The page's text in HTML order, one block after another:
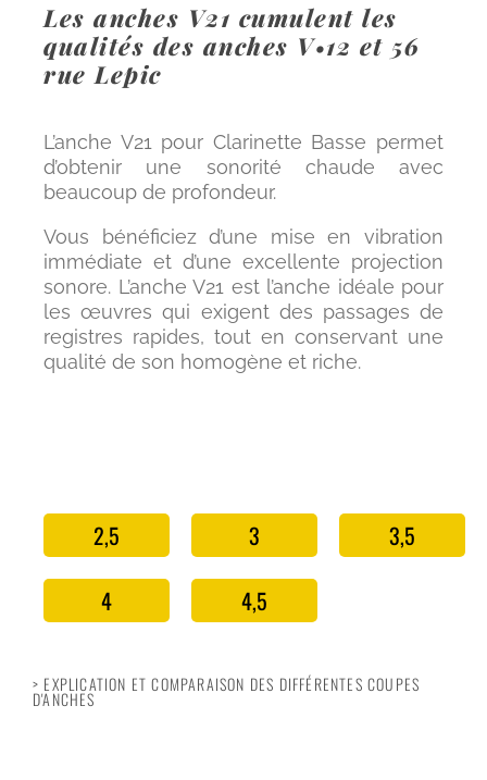
Les anches V21 cumulent les
qualités des anches V•12 et 56
rue Lepic
L’anche V21 pour Clarinette Basse permet
d’obtenir une sonorité chaude avec
beaucoup de profondeur.
Vous bénéficiez d’une mise en vibration
immédiate et d’une excellente projection
sonore. L’anche V21 est l’anche idéale pour
les œuvres qui exigent des passages de
registres rapides, tout en conservant une
qualité de son homogène et riche.
2,5 3
3,5
4
4,5
> EXPLICATION ET COMPARAISON DES DIFFÉRENTES COUPES
D'ANCHES